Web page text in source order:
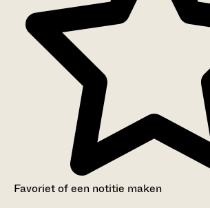
Favoriet of een notitie maken